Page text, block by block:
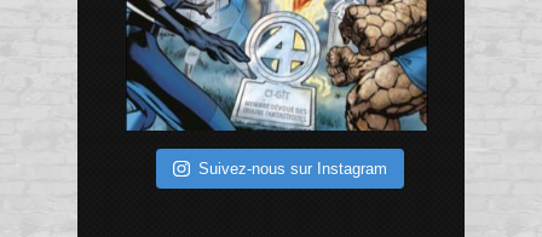
Suivez-nous sur Instagram